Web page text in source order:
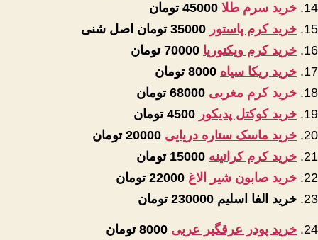
خرید سرم طلا
خرید کرم پاستور
خرید کرم ویکتوریا
خرید ریکا سیاه
خرید کرم مغربی 68000 تومان
خرید کوکتل پدیکور
خرید ماسک ستاره دریایی
خرید کرم کراتینه
خرید صابون شیر الاغ
خرید الفا اسلیم
خرید پودر عرقگیر عربی